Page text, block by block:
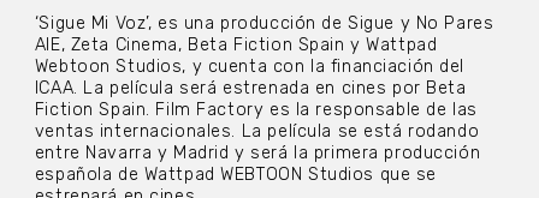
‘Sigue Mi Voz’, es una producción de Sigue y No Pares
AIE, Zeta Cinema, Beta Fiction Spain y Wattpad
Webtoon Studios, y cuenta con la financiación del
ICAA. La película será estrenada en cines por Beta
Fiction Spain. Film Factory es la responsable de las
ventas internacionales. La película se está rodando
entre Navarra y Madrid y será la primera producción
española de Wattpad WEBTOON Studios que se